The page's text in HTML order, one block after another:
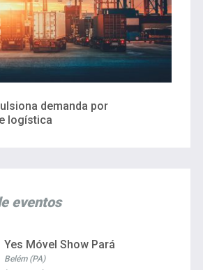
demanda por
logística
eventos
Yes Móvel Show Pará
Belém (PA)